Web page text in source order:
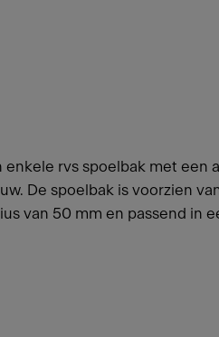
enkele rvs spoelbak met
De spoelbak is voorzien
van 50 mm en passend in